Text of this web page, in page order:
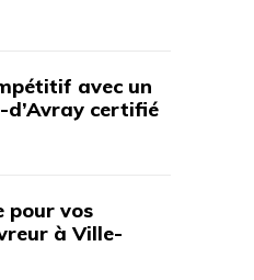
avec un
d’Avray certifié
pour vos
à Ville-